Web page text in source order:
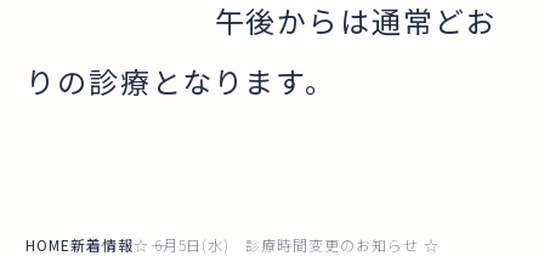
午後からは通常どお
りの診療となります。
HOME新着情報☆ 6月5日(水) 診療時間変更のお知らせ ☆